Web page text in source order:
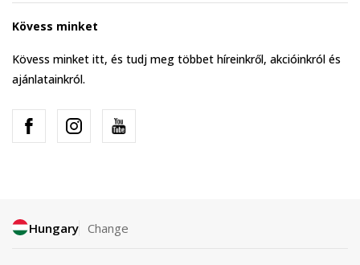
Kövess minket
Kövess minket itt, és tudj meg többet híreinkről, akcióinkról és
ajánlatainkról.
Hungary Change